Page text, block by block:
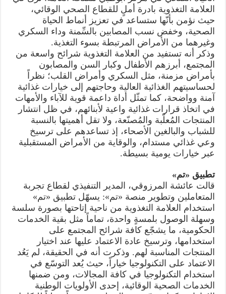
العلامة التغذوية بادرة أملٍ للقطاع الصحي الوقائي،
حيث نؤمن بأنّها ستساعد في تعزيز أنماط الحياة
الصحية، وخفض نسب المصابين بالسِّمنة وداء السكري
وغيرهما من الأمراض المرتبطة بسوء التغذية.
وذكر أنه تستفيد من العلامة التغذوية شرائح واسعة من
المجتمع، أبرزهم الأطفال وكبار السن والمصابون
بأمراض مزمنة، مثل السكري وأمراض القلب؛ نظراً
لحساسيتهم الغذائية العالية وحاجتهم إلى خيارات غذائية
آمنة وواضحة، كما تمثّل أداة داعمة قوية للآباء والأمهات
في اتخاذ قرارات غذائية واعية لأبنائهم، في ظل انتشار
المنتجات المُعلّبة والمُصنّعة، ولا تقل أهميتها بالنسبة
للشباب والبالغين الأصحاء، إذ تساعدهم على ترسيخ
وعي غذائي مستدام، والوقاية من الأمراض المستقبلية
عبر خيارات يومية بسيطة.
تطبيق «تم»
قالت عائشة المرزوقي، المدير التنفيذي لقطاع تجربة
المتعاملين وتطوير منصة «تم»: يسهّل تطبيق «تم»
استخدام العلامة التغذوية من ناحية إتاحتها بصورة سلسة
وسهلة الوصول بلمسةٍ واحدة، تماماً مثل بقية الخدمات
الحكومية، ما يشجّع كافة شرائح المجتمع على
استخدامها، وترسيخ عادة الاعتماد عليها عند اختيار
المنتجات المناسبة لهم. وذكرت أنه في الحقيقة، لم يَعُد
الاعتماد على التكنولوجيا خياراً، حيث يُعد التوسّع في
استخدام التكنولوجيا في كافة المجالات، ومن ضمنها
الخدمات الصحية الوقائية، إحدى الأولويات الوطنية